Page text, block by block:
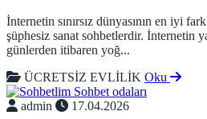
İnternetin sınırsız dünyasının en iyi
şüphesiz sanat sohbetlerdir. İnternetin
günlerden itibaren yoğ...
ÜCRETSİZ EVLİLİK Oku
admin 17.04.2026